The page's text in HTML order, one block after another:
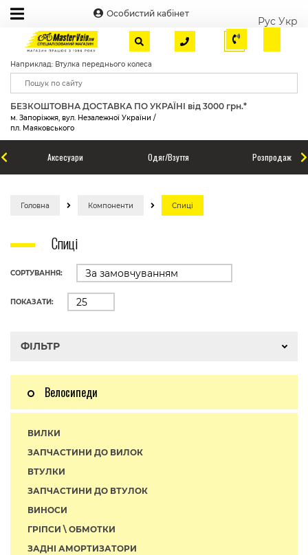
Особистий кабінет
Рус Укр
Наприклад: Втулка переднього колеса
БЕЗКОШТОВНА ДОСТАВКА ПО УКРАЇНІ від 3000 грн.*
м. Запоріжжя, вул. Незалежної України /
пл. Маяковського
Аксесуари Одяг/Взуття Розпродаж
Головна Компоненти Спиці
Спиці
СОРТУВАННЯ:
ПОКАЗАТИ:
ФІЛЬТР
Велосипеди
ВИЛКИ
ЗАПЧАСТИНИ ДО ВИЛОК
ВТУЛКИ
ЗАПЧАСТИНИ ДО ВТУЛОК
ВИНОСИ
ГРІПСИ \ ОБМОТКИ
ЗАДНІ АМОРТИЗАТОРИ